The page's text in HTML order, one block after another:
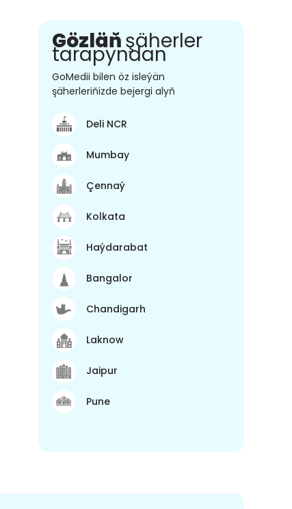
Gözläňşäherler
tarapyndan
GoMedii bilen öz isleýän
şäherleriňizde bejergi alyň
Deli NCR
Mumbay
Çennaý
Kolkata
Haýdarabat
Bangalor
Chandigarh
Laknow
Jaipur
Pune